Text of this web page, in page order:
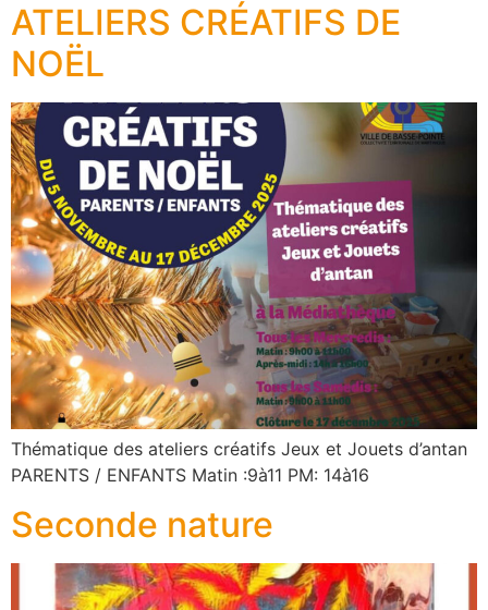
ATELIERS CRÉATIFS DE
NOËL
Thématique des ateliers créatifs Jeux et Jouets d’antan
PARENTS / ENFANTS Matin :9à11 PM: 14à16
Seconde nature